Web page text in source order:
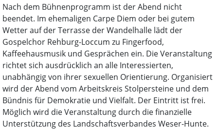
Nach dem Bühnenprogramm ist der Abend nicht
beendet. Im ehemaligen Carpe Diem oder bei gutem
Wetter auf der Terrasse der Wandelhalle lädt der
Gospelchor Rehburg-Loccum zu Fingerfood,
Kaffeehausmusik und Gesprächen ein. Die Veranstaltung
richtet sich ausdrücklich an alle Interessierten,
unabhängig von ihrer sexuellen Orientierung. Organisiert
wird der Abend vom Arbeitskreis Stolpersteine und dem
Bündnis für Demokratie und Vielfalt. Der Eintritt ist frei.
Möglich wird die Veranstaltung durch die finanzielle
Unterstützung des Landschaftsverbandes Weser-Hunte.